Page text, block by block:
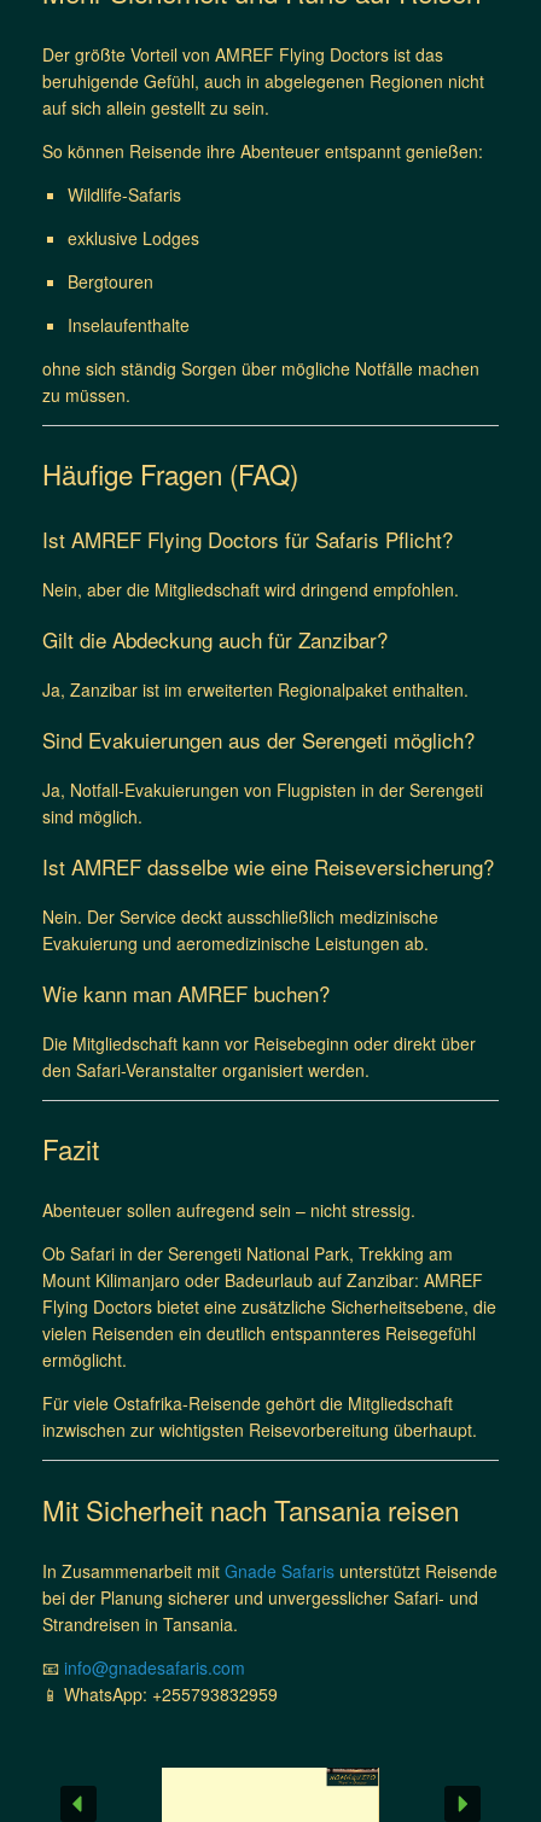
Der größte Vorteil von AMREF Flying Doctors ist das
beruhigende Gefühl, auch in abgelegenen Regionen nicht
auf sich allein gestellt zu sein.
So können Reisende ihre Abenteuer entspannt genießen:
Wildlife-Safaris
exklusive Lodges
Bergtouren
Inselaufenthalte
ohne sich ständig Sorgen über mögliche Notfälle machen
zu müssen.
Häufige Fragen (FAQ)
Ist AMREF Flying Doctors für Safaris Pflicht?
Nein, aber die Mitgliedschaft wird dringend empfohlen.
Gilt die Abdeckung auch für Zanzibar?
Ja, Zanzibar ist im erweiterten Regionalpaket enthalten.
Sind Evakuierungen aus der Serengeti möglich?
Ja, Notfall-Evakuierungen von Flugpisten in der Serengeti
sind möglich.
Ist AMREF dasselbe wie eine Reiseversicherung?
Nein. Der Service deckt ausschließlich medizinische
Evakuierung und aeromedizinische Leistungen ab.
Wie kann man AMREF buchen?
Die Mitgliedschaft kann vor Reisebeginn oder direkt über
den Safari-Veranstalter organisiert werden.
Fazit
Abenteuer sollen aufregend sein – nicht stressig.
Ob Safari in der Serengeti National Park, Trekking am
Mount Kilimanjaro oder Badeurlaub auf Zanzibar: AMREF
Flying Doctors bietet eine zusätzliche Sicherheitsebene, die
vielen Reisenden ein deutlich entspannteres Reisegefühl
ermöglicht.
Für viele Ostafrika-Reisende gehört die Mitgliedschaft
inzwischen zur wichtigsten Reisevorbereitung überhaupt.
Mit Sicherheit nach Tansania reisen
In Zusammenarbeit mit Gnade Safaris unterstützt Reisende
bei der Planung sicherer und unvergesslicher Safari- und
Strandreisen in Tansania.
📧 info@gnadesafaris.com
📱 WhatsApp: +255793832959